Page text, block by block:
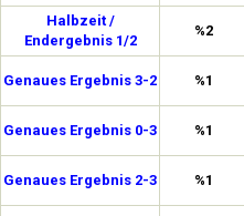
Halbzeit /
Endergebnis 1/2
%2
Genaues Ergebnis 3-2 %1
Genaues Ergebnis 0-3 %1
Genaues Ergebnis 2-3 %1